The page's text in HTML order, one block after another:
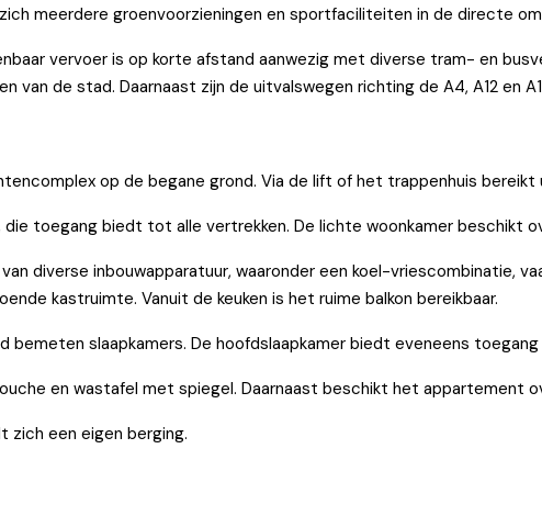
meerdere groenvoorzieningen en sportfaciliteiten in de directe
vervoer is op korte afstand aanwezig met diverse tram- en
van de stad. Daarnaast zijn de uitvalswegen richting de A4, A12 en
op de begane grond. Via de lift of het trappenhuis
die toegang biedt tot alle vertrekken. De lichte woonkamer beschikt
diverse inbouwapparatuur, waaronder een koel-vriescombinatie,
kastruimte. Vanuit de keuken is het ruime balkon bereikbaar.
slaapkamers. De hoofdslaapkamer biedt eveneens
en wastafel met spiegel. Daarnaast beschikt het appartement
zich een eigen berging.